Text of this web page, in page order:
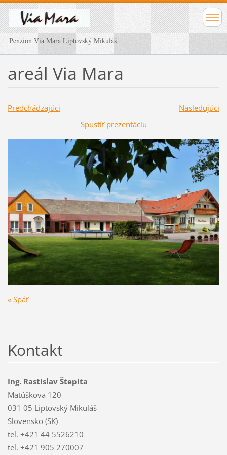
Penzion Via Mara Liptovský Mikuláš
areál Via Mara
Predchádzajúci
Nasledujúci
Spustiť prezentáciu
« Späť
Kontakt
Ing. Rastislav Štepita
Matúškova 120
031 05 Liptovský Mikuláš
Slovensko (SK)
tel. +421 44 5526210
tel. +421 905 270007